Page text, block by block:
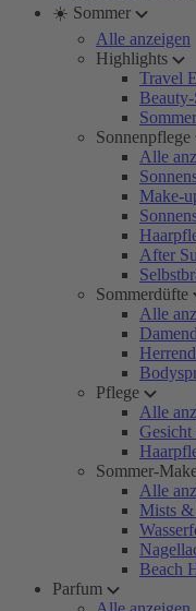
☀️ Sommer
Alle anzeigen
Highlights
Travel
Sonnenpflege
Alle
Make-
After
Sommerdüfte
Alle
Pflege
Alle
Sommer-
Alle
Mists &
Beach
Parfum